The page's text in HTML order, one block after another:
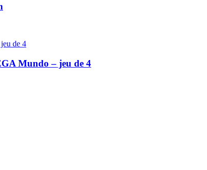
Mundo – jeu de 4